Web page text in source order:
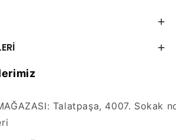
Talatpaşa, 4007. Sokak